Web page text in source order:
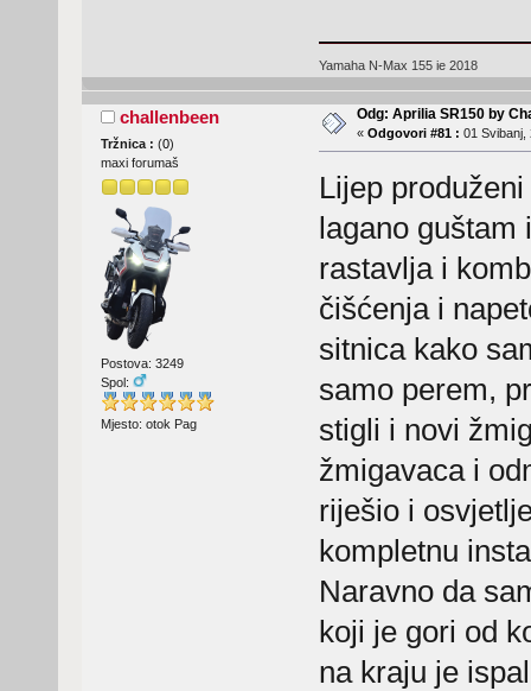
Yamaha N-Max 155 ie 2018
challenbeen
Tržnica : (0)
maxi forumaš
Postova: 3249
Spol:
Mjesto: otok Pag
Odg: Aprilia SR150 by
« Odgovori #81 : 01 Svibanj,
Lijep
lagano guštam
rastavlja i
čišćenja i
sitnica kako
samo perem,
stigli i novi
žmigavaca i
riješio i
kompletnu
Naravno da
koji je gori od
na kraju je